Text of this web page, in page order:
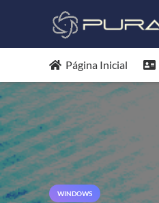
Página Inicial
WINDOWS